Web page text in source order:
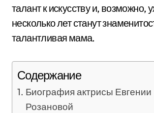
талант к искусству и, возможно,
несколько лет станут
талантливая мама.
Содержание
Биография актрисы Евгении
Розановой